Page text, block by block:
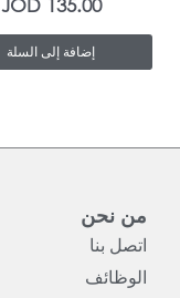
إضافة إلى السلة
من نحن
اتصل بنا
الوظائف